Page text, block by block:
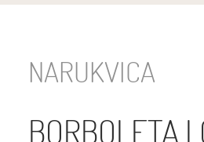
NARUKVICA
BORBOLETA